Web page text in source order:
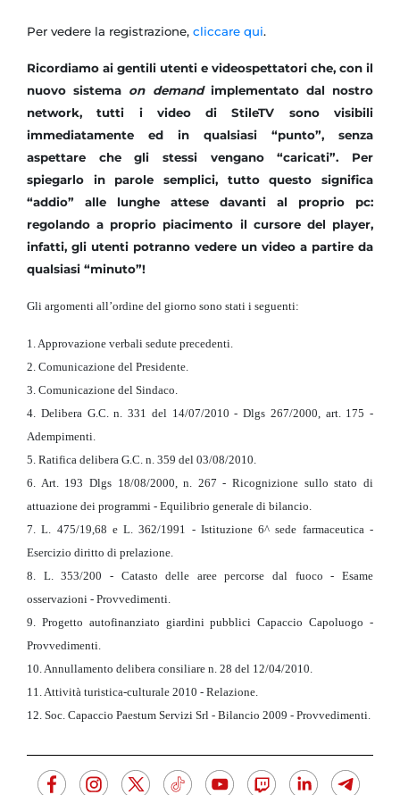
Per vedere la registrazione, cliccare qui.
Ricordiamo ai gentili utenti e videospettatori che, con il
nuovo sistema on demand implementato dal nostro
network, tutti i video di StileTV sono visibili
immediatamente ed in qualsiasi “punto”, senza
aspettare che gli stessi vengano “caricati”. Per
spiegarlo in parole semplici, tutto questo significa
“addio” alle lunghe attese davanti al proprio pc:
regolando a proprio piacimento il cursore del player,
infatti, gli utenti potranno vedere un video a partire da
qualsiasi “minuto”!
Gli argomenti all’ordine del giorno sono stati i seguenti:
1. Approvazione verbali sedute precedenti.
2. Comunicazione del Presidente.
3. Comunicazione del Sindaco.
4. Delibera G.C. n. 331 del 14/07/2010 - Dlgs 267/2000, art. 175 -
Adempimenti.
5. Ratifica delibera G.C. n. 359 del 03/08/2010.
6. Art. 193 Dlgs 18/08/2000, n. 267 - Ricognizione sullo stato di
attuazione dei programmi - Equilibrio generale di bilancio.
7. L. 475/19,68 e L. 362/1991 - Istituzione 6^ sede farmaceutica -
Esercizio diritto di prelazione.
8. L. 353/200 - Catasto delle aree percorse dal fuoco - Esame
osservazioni - Provvedimenti.
9. Progetto autofinanziato giardini pubblici Capaccio Capoluogo -
Provvedimenti.
10. Annullamento delibera consiliare n. 28 del 12/04/2010.
11. Attività turistica-culturale 2010 - Relazione.
12. Soc. Capaccio Paestum Servizi Srl - Bilancio 2009 - Provvedimenti.